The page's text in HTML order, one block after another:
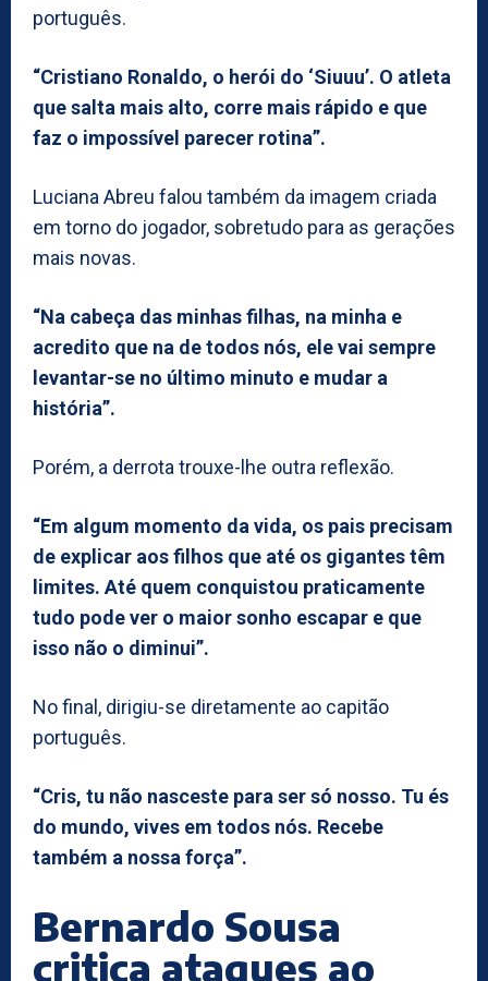
português.
“Cristiano Ronaldo, o herói do ‘Siuuu’. O atleta
que salta mais alto, corre mais rápido e que
faz o impossível parecer rotina”.
Luciana Abreu falou também da imagem criada
em torno do jogador, sobretudo para as gerações
mais novas.
“Na cabeça das minhas filhas, na minha e
acredito que na de todos nós, ele vai sempre
levantar-se no último minuto e mudar a
história”.
Porém, a derrota trouxe-lhe outra reflexão.
“Em algum momento da vida, os pais precisam
de explicar aos filhos que até os gigantes têm
limites. Até quem conquistou praticamente
tudo pode ver o maior sonho escapar e que
isso não o diminui”.
No final, dirigiu-se diretamente ao capitão
português.
“Cris, tu não nasceste para ser só nosso. Tu és
do mundo, vives em todos nós. Recebe
também a nossa força”.
Bernardo Sousa
critica ataques ao